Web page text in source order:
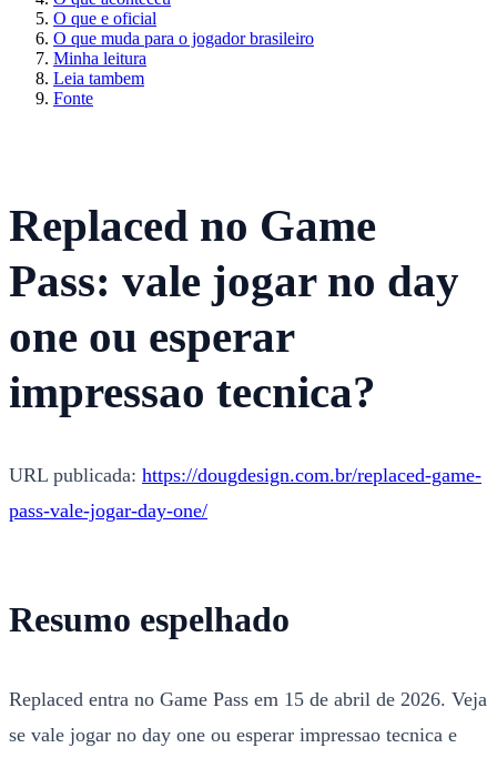
O que e oficial
O que muda para o jogador brasileiro
Minha leitura
Leia tambem
Fonte
Replaced no Game
Pass: vale jogar no day
one ou esperar
impressao tecnica?
URL publicada: https://dougdesign.com.br/replaced-game-
pass-vale-jogar-day-one/
Resumo espelhado
Replaced entra no Game Pass em 15 de abril de 2026. Veja
se vale jogar no day one ou esperar impressao tecnica e